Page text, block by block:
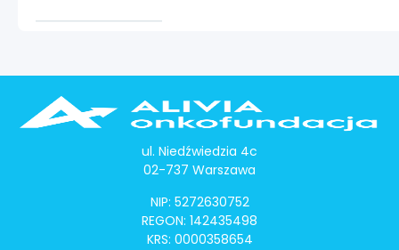
ul. Niedźwiedzia 4c
02-737 Warszawa
NIP: 5272630752
REGON: 142435498
KRS: 0000358654